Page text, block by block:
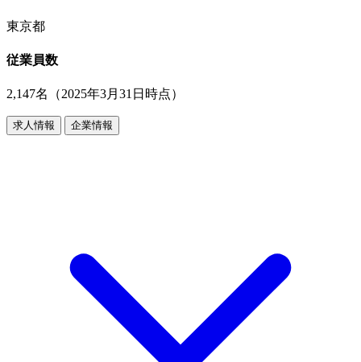
東京都
従業員数
2,147名（2025年3月31日時点）
求人情報 企業情報